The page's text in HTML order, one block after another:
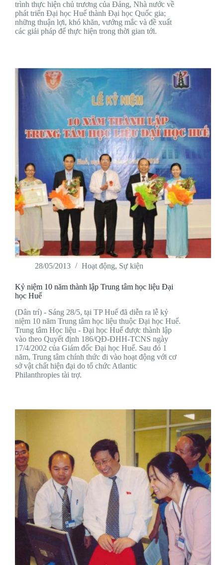
trình thực hiện chủ trương của Đảng, Nhà nước về
phát triển Đại học Huế thành Đại học Quốc gia;
những thuận lợi, khó khăn, vướng mắc và đề xuất
các giải pháp để thực hiện trong thời gian tới.
28/05/2013 Hoạt động, Sự kiện
Kỷ niệm 10 năm thành lập Trung tâm học liệu Đại
học Huế
(Dân trí) - Sáng 28/5, tại TP Huế đã diễn ra lễ kỷ
niệm 10 năm Trung tâm học liệu thuộc Đại học Huế.
Trung tâm Học liệu - Đại học Huế được thành lập
vào theo Quyết định 186/QĐ-ĐHH-TCNS ngày
17/4/2002 của Giám đốc Đại học Huế. Sau đó 1
năm, Trung tâm chính thức đi vào hoạt động với cơ
sở vật chất hiện đại do tổ chức Atlantic
Philanthropies tài trợ.